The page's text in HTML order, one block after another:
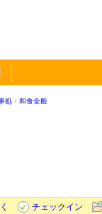
処・和食全般
チェックイン